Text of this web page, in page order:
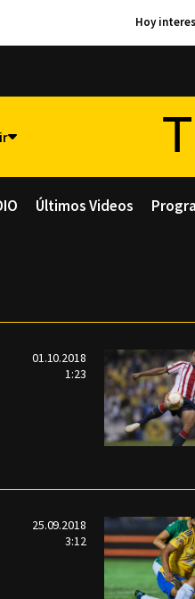
Últimos Videos
01.10.2018
1:23
25.09.2018
3:12